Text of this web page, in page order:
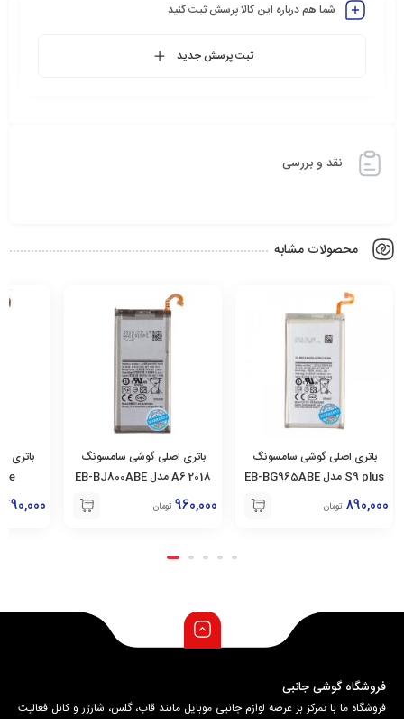
شما هم درباره این کالا پرسش ثبت کنید
ثبت پرسش جدید
نقد و بررسی
محصولات مشابه
باتری اصلی گوشی سامسونگ
S9 plus مدل EB-BG965ABE
890,000 تومان
باتری اصلی گوشی سامسونگ
2018 A6 مدل EB-BJ800ABE
960,000 تومان
باتری
790,000
فروشگاه گوشی جانبی
فروشگاه ما با تمرکز بر عرضه لوازم جانبی موبایل مانند قاب، گلس، شارژر و کابل فعالیت